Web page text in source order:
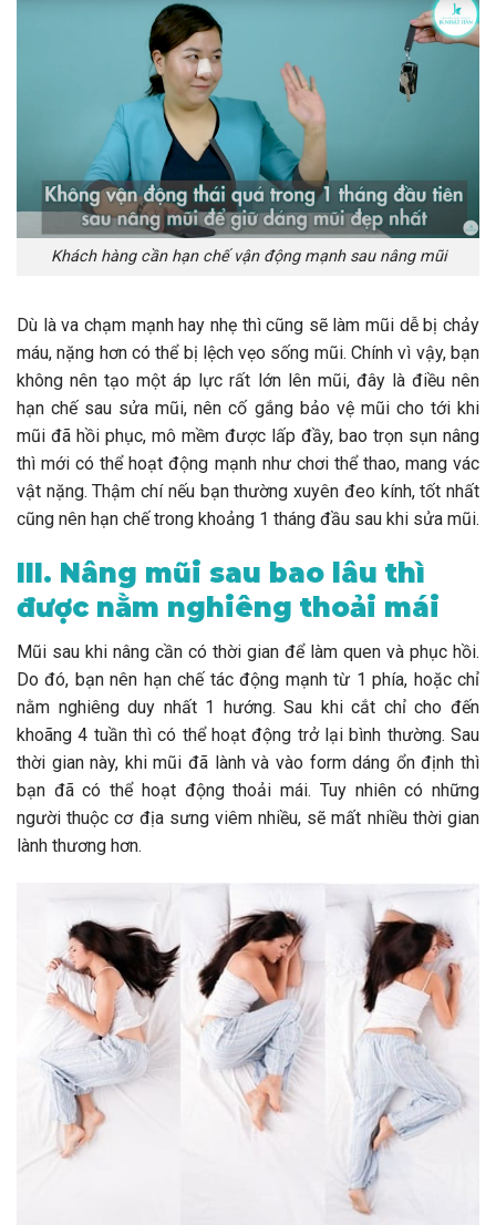
Khách hàng cần hạn chế vận động mạnh sau nâng mũi
Dù là va chạm mạnh hay nhẹ thì cũng sẽ làm mũi dễ bị chảy
máu, nặng hơn có thể bị lệch vẹo sống mũi. Chính vì vậy, bạn
không nên tạo một áp lực rất lớn lên mũi, đây là điều nên
hạn chế sau sửa mũi, nên cố gắng bảo vệ mũi cho tới khi
mũi đã hồi phục, mô mềm được lấp đầy, bao trọn sụn nâng
thì mới có thể hoạt động mạnh như chơi thể thao, mang vác
vật nặng. Thậm chí nếu bạn thường xuyên đeo kính, tốt nhất
cũng nên hạn chế trong khoảng 1 tháng đầu sau khi sửa mũi.
III. Nâng mũi sau bao lâu thì
được nằm nghiêng thoải mái
Mũi sau khi nâng cần có thời gian để làm quen và phục hồi.
Do đó, bạn nên hạn chế tác động mạnh từ 1 phía, hoặc chỉ
nằm nghiêng duy nhất 1 hướng. Sau khi cắt chỉ cho đến
khoãng 4 tuần thì có thể hoạt động trở lại bình thường. Sau
thời gian này, khi mũi đã lành và vào form dáng ổn định thì
bạn đã có thể hoạt động thoải mái. Tuy nhiên có những
người thuộc cơ địa sưng viêm nhiều, sẽ mất nhiều thời gian
lành thương hơn.